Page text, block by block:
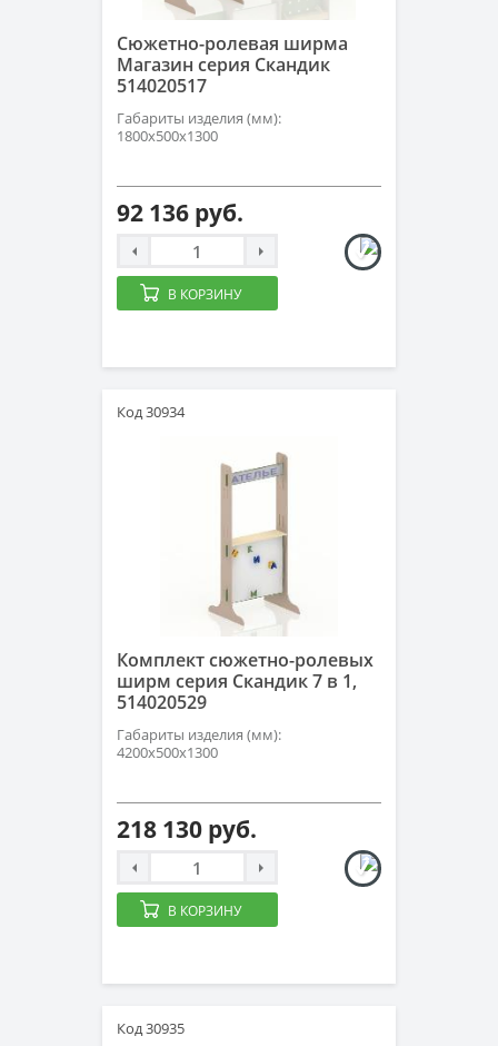
Сюжетно-ролевая ширма
Магазин серия Скандик
514020517
Габариты изделия (мм):
1800х500х1300
92 136 руб.
В КОРЗИНУ
Код 30934
Комплект сюжетно-ролевых
ширм серия Скандик 7 в 1,
514020529
Габариты изделия (мм):
4200х500х1300
218 130 руб.
В КОРЗИНУ
Код 30935